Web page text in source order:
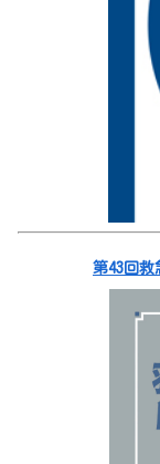
第43回救